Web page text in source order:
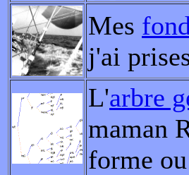
Mes
j'ai
L'arbre
maman
forme ou